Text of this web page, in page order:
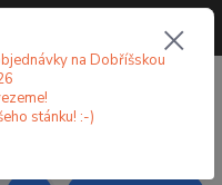
na Dobříšskou
stánku! :-)